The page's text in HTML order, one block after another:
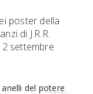
poster della
di J.R.R.
settembre